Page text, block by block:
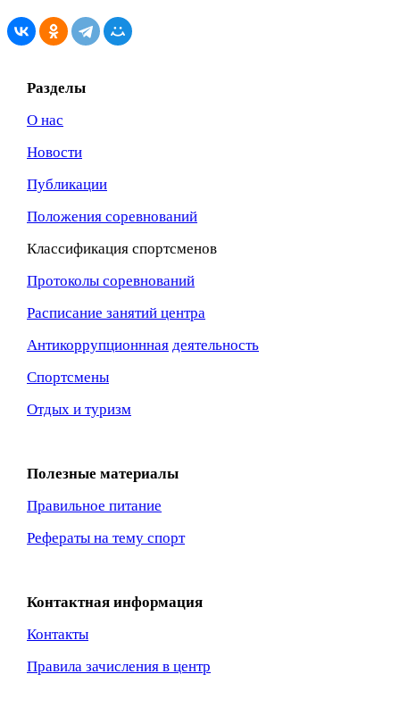
Разделы
О нас
Новости
Публикации
Положения соревнований
Классификация спортсменов
Протоколы соревнований
Расписание занятий центра
Антикоррупционнная деятельность
Спортсмены
Отдых и туризм
Полезные материалы
Правильное питание
Рефераты на тему спорт
Контактная информация
Контакты
Правила зачисления в центр